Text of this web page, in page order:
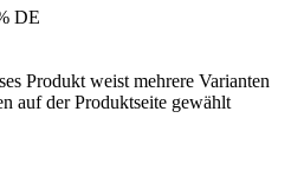
DE
Produkt weist mehrere Varianten
auf der Produktseite gewählt